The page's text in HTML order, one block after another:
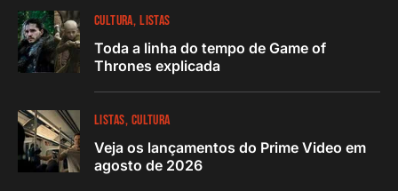
CULTURA LISTAS
Toda a linha do tempo de Game of
Thrones explicada
LISTAS CULTURA
Veja os lançamentos do Prime Video em
agosto de 2026